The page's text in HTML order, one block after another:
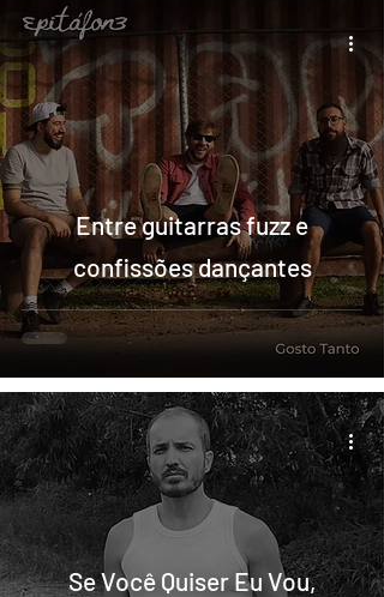
Entre guitarras fuzz e
confissões dançantes
Se Você Quiser Eu Vou,